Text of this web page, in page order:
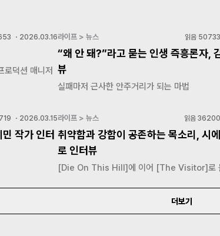
・ 2026.03.16
로덕션 매니저
라이프 > 뉴스 읽음 50733
“왜 안 돼?”라고 묻는 인생 즉흥론자,
뷰
실패마저 근사한 안주거리가 되는 마법
・ 2026.03.15
작가 인터
라이프 > 뉴스 읽음 36200
취약함과 강함이 공존하는 목소리, 시
로 인터뷰
[Die On This Hill]에 이어 [The Visitor]로
더보기